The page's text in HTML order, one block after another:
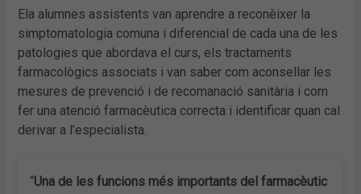
Ela alumnes assistents van aprendre a reconèixer la
simptomatologia comuna i diferencial de cada una de les
patologies que abordava el curs, els tractaments
farmacològics associats i van saber com aconsellar les
mesures de prevenció i de recomanació sanitària i com
fer una atenció farmacèutica correcta i identificar quan cal
derivar a l’especialista.
“Una de les funcions més importants del farmacèutic